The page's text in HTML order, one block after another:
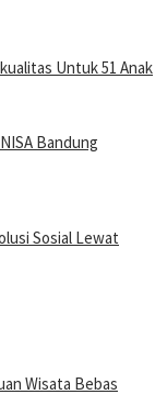
Untuk 51 Anak
Bandung
Sosial Lewat
Wisata Bebas